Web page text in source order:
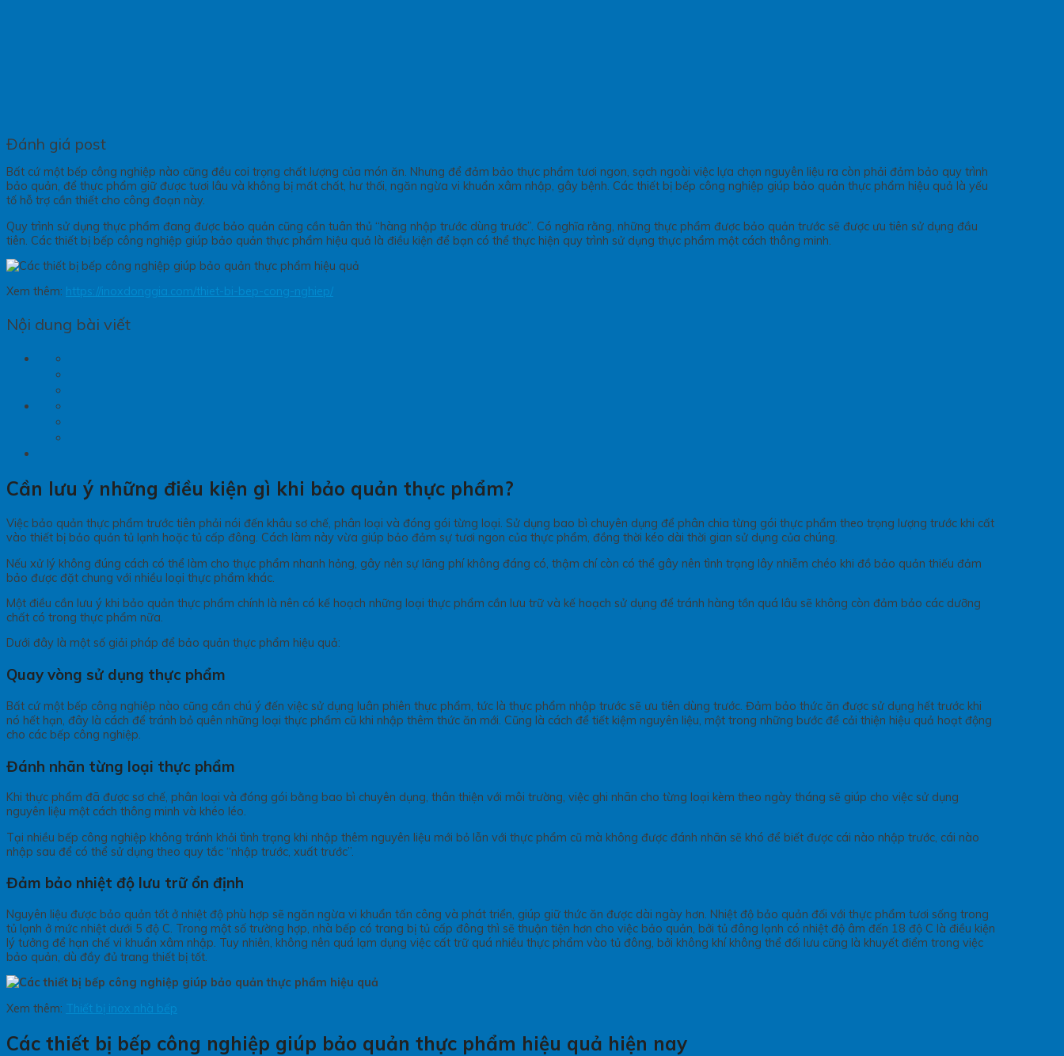
Đánh giá post
Bất cứ một bếp công nghiệp nào cũng đều coi trọng chất lượng của món ăn. Nhưng để đảm bảo thực phẩm tươi ngon, sạch ngoài việc lựa chọn nguyên liệu ra còn phải đảm bảo quy trình
bảo quản, để thực phẩm giữ được tươi lâu và không bị mất chất, hư thối, ngăn ngừa vi khuẩn xâm nhập, gây bệnh. Các thiết bị bếp công nghiệp giúp bảo quản thực phẩm hiệu quả là yếu
tố hỗ trợ cần thiết cho công đoạn này.
Quy trình sử dụng thực phẩm đang được bảo quản cũng cần tuân thủ “hàng nhập trước dùng trước”. Có nghĩa rằng, những thực phẩm được bảo quản trước sẽ được ưu tiên sử dụng đầu
tiên. Các thiết bị bếp công nghiệp giúp bảo quản thực phẩm hiệu quả là điều kiện để bạn có thể thực hiện quy trình sử dụng thực phẩm một cách thông minh.
Xem thêm: https://inoxdonggia.com/thiet-bi-bep-cong-nghiep/
Nội dung bài viết
Cần lưu ý những điều kiện gì khi bảo quản thực phẩm?
Việc bảo quản thực phẩm trước tiên phải nói đến khâu sơ chế, phân loại và đóng gói từng loại. Sử dụng bao bì chuyên dụng để phân chia từng gói thực phẩm theo trọng lượng trước khi cất
vào thiết bị bảo quản tủ lạnh hoặc tủ cấp đông. Cách làm này vừa giúp bảo đảm sự tươi ngon của thực phẩm, đồng thời kéo dài thời gian sử dụng của chúng.
Nếu xử lý không đúng cách có thể làm cho thực phẩm nhanh hỏng, gây nên sự lãng phí không đáng có, thậm chí còn có thể gây nên tình trạng lây nhiễm chéo khi đồ bảo quản thiếu đảm
bảo được đặt chung với nhiều loại thực phẩm khác.
Một điều cần lưu ý khi bảo quản thực phẩm chính là nên có kế hoạch những loại thực phẩm cần lưu trữ và kế hoạch sử dụng để tránh hàng tồn quá lâu sẽ không còn đảm bảo các dưỡng
chất có trong thực phẩm nữa.
Dưới đây là một số giải pháp để bảo quản thực phẩm hiệu quả:
Quay vòng sử dụng thực phẩm
Bất cứ một bếp công nghiệp nào cũng cần chú ý đến việc sử dụng luân phiên thực phẩm, tức là thực phẩm nhập trước sẽ ưu tiên dùng trước. Đảm bảo thức ăn được sử dụng hết trước khi
nó hết hạn, đây là cách để tránh bỏ quên những loại thực phẩm cũ khi nhập thêm thức ăn mới. Cũng là cách để tiết kiệm nguyên liệu, một trong những bước để cải thiện hiệu quả hoạt động
cho các bếp công nghiệp.
Đánh nhãn từng loại thực phẩm
Khi thực phẩm đã được sơ chế, phân loại và đóng gói bằng bao bì chuyên dụng, thân thiện với môi trường, việc ghi nhãn cho từng loại kèm theo ngày tháng sẽ giúp cho việc sử dụng
nguyên liệu một cách thông minh và khéo léo.
Tại nhiều bếp công nghiệp không tránh khỏi tình trạng khi nhập thêm nguyên liệu mới bỏ lẫn với thực phẩm cũ mà không được đánh nhãn sẽ khó để biết được cái nào nhập trước, cái nào
nhập sau để có thể sử dụng theo quy tắc “nhập trước, xuất trước”.
Đảm bảo nhiệt độ lưu trữ ổn định
Nguyên liệu được bảo quản tốt ở nhiệt độ phù hợp sẽ ngăn ngừa vi khuẩn tấn công và phát triển, giúp giữ thức ăn được dài ngày hơn. Nhiệt độ bảo quản đối với thực phẩm tươi sống trong
tủ lạnh ở mức nhiệt dưới 5 độ C. Trong một số trường hợp, nhà bếp có trang bị tủ cấp đông thì sẽ thuận tiện hơn cho việc bảo quản, bởi tủ đông lạnh có nhiệt độ âm đến 18 độ C là điều kiện
lý tưởng để hạn chế vi khuẩn xâm nhập. Tuy nhiên, không nên quá lạm dụng việc cất trữ quá nhiều thực phẩm vào tủ đông, bởi không khí không thể đối lưu cũng là khuyết điểm trong việc
bảo quản, dù đầy đủ trang thiết bị tốt.
Xem thêm: Thiết bị inox nhà bếp
Các thiết bị bếp công nghiệp giúp bảo quản thực phẩm hiệu quả hiện nay